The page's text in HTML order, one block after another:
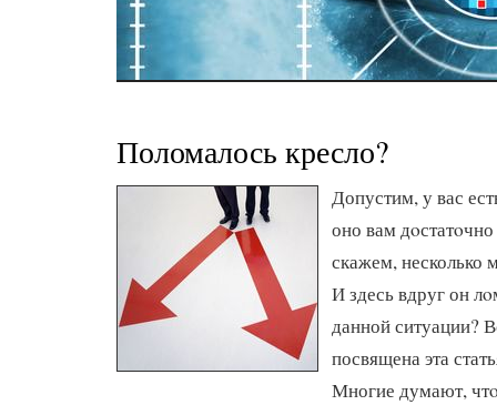
Поломалось кресло?
Допустим, у вас
оно вам
скажем, несколько
И здесь вдруг он
данной ситуации?
посвящена эта
Многие думают,